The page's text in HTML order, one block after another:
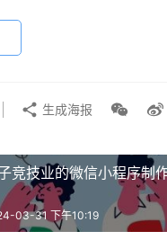
生成海报
竞技业的微信小程序制
03-31 下午10:19